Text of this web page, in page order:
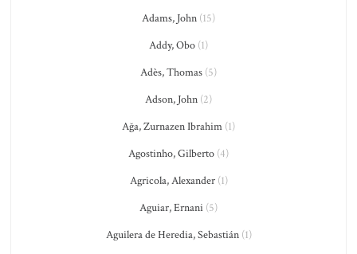
Adams, John (15)
Addy, Obo (1)
Adès, Thomas (5)
Adson, John (2)
Ağa, Zurnazen Ibrahim (1)
Agostinho, Gilberto (4)
Agricola, Alexander(1)
Aguiar, Ernani (5)
Aguilera de Heredia, Sebastián(1)